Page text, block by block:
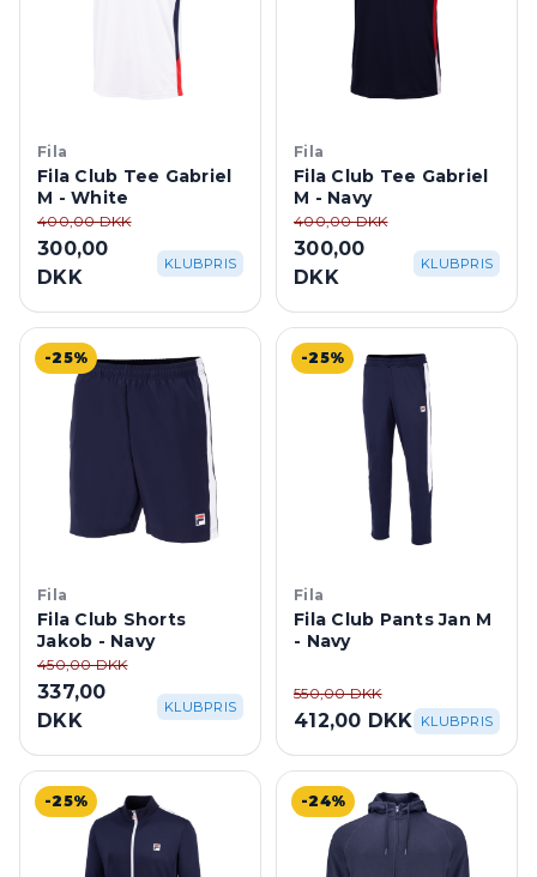
Fila
Fila Club Tee Gabriel
M - White
400,00 DKK
300,00
DKK
KLUBPRIS
Fila
Fila Club Tee Gabriel
M - Navy
400,00 DKK
300,00
DKK
KLUBPRIS
-25%
Fila
Fila Club Shorts
Jakob - Navy
450,00 DKK
337,00
DKK
KLUBPRIS
-25%
Fila
Fila Club Pants Jan M
- Navy
550,00 DKK
412,00 DKK KLUBPRIS
-25% -24%